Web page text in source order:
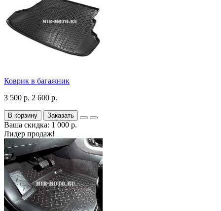
Коврик в багажник
3 500 р. 2 600 р.
В корзину Заказать
Ваша скидка: 1 000 р.
Лидер продаж!